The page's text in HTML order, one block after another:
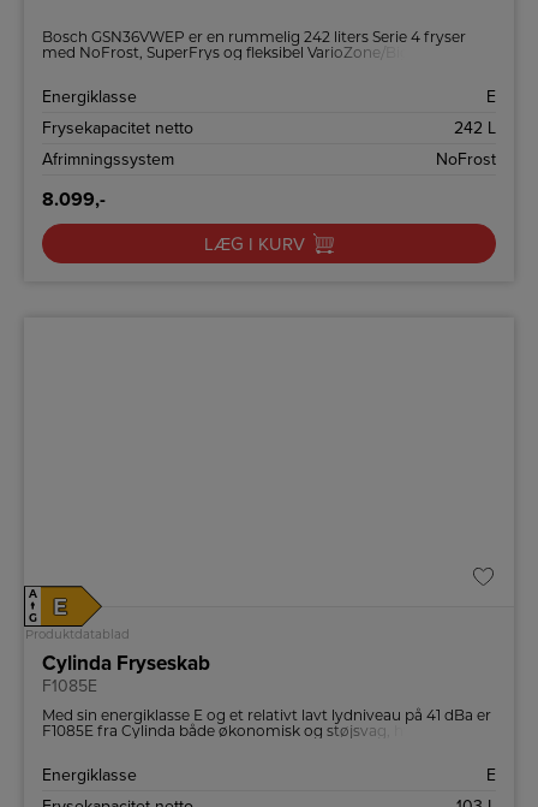
Bosch GSN36VWEP er en rummelig 242 liters Serie 4 fryser
med NoFrost, SuperFrys og fleksibel VarioZone/BigBox-
Energiklasse
E
Frysekapacitet netto
242 L
Afrimningssystem
NoFrost
8.099,-
LÆG I KURV
A
↑
G
E
Produktdatablad
Cylinda Fryseskab
F1085E
Med sin energiklasse E og et relativt lavt lydniveau på 41 dBa er
F1085E fra Cylinda både økonomisk og støjsvag, hvilket passer
Energiklasse
E